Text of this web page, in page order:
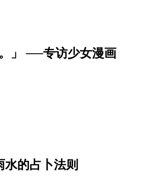
」 ──专访少女漫画
的占卜法则